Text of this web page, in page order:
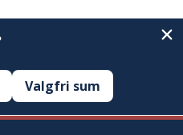
Valgfri sum